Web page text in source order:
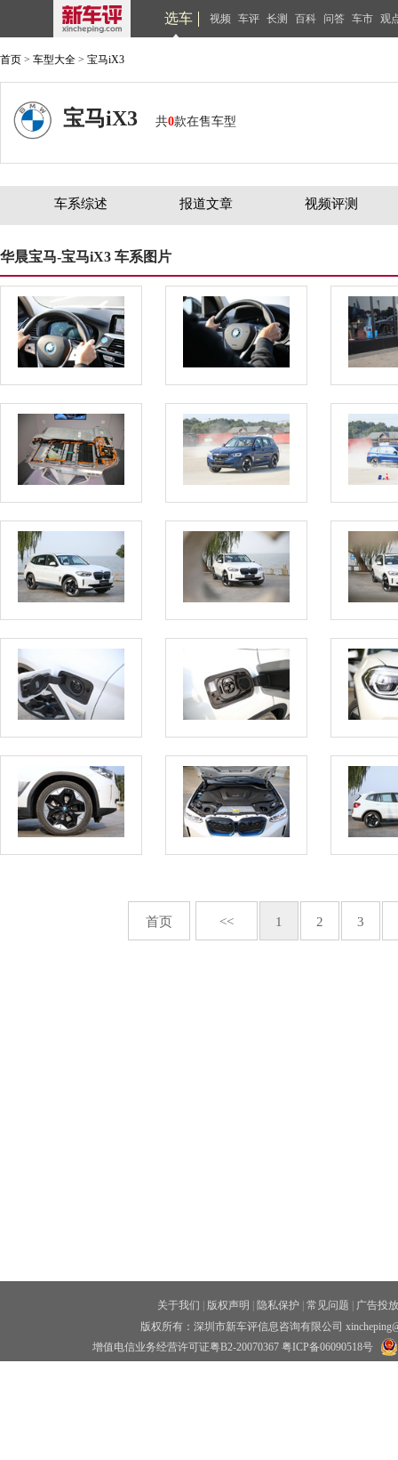
选车 视频 车评 长测 百科 问答 车市 观
首页 > 车型大全 > 宝马iX3
宝马iX3 共0款在售车型
车系综述 报道文章 视频评测
华晨宝马-宝马iX3 车系图片
首页 << 1 2 3
关于我们 版权声明 隐私保护 常见问题
广告投放
版权所有：深圳市新车评信息咨询有限公司
增值电信业务经营许可证粤B2-20070367 粤ICP备06090518号